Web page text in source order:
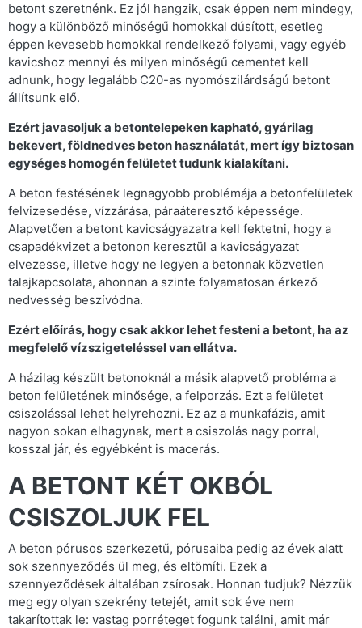
betont szeretnénk. Ez jól hangzik, csak éppen nem mindegy,
hogy a különböző minőségű homokkal dúsított, esetleg
éppen kevesebb homokkal rendelkező folyami, vagy egyéb
kavicshoz mennyi és milyen minőségű cementet kell
adnunk, hogy legalább C20-as nyomószilárdságú betont
állítsunk elő.
Ezért javasoljuk a betontelepeken kapható, gyárilag
bekevert, földnedves beton használatát, mert így biztosan
egységes homogén felületet tudunk kialakítani.
A beton festésének legnagyobb problémája a betonfelületek
felvizesedése, vízzárása, páraáteresztő képessége.
Alapvetően a betont kavicságyazatra kell fektetni, hogy a
csapadékvizet a betonon keresztül a kavicságyazat
elvezesse, illetve hogy ne legyen a betonnak közvetlen
talajkapcsolata, ahonnan a szinte folyamatosan érkező
nedvesség beszívódna.
Ezért előírás, hogy csak akkor lehet festeni a betont, ha az
megfelelő vízszigeteléssel van ellátva.
A házilag készült betonoknál a másik alapvető probléma a
beton felületének minősége, a felporzás. Ezt a felületet
csiszolással lehet helyrehozni. Ez az a munkafázis, amit
nagyon sokan elhagynak, mert a csiszolás nagy porral,
kosszal jár, és egyébként is macerás.
A BETONT KÉT OKBÓL
CSISZOLJUK FEL
A beton pórusos szerkezetű, pórusaiba pedig az évek alatt
sok szennyeződés ül meg, és eltömíti. Ezek a
szennyeződések általában zsírosak. Honnan tudjuk? Nézzük
meg egy olyan szekrény tetejét, amit sok éve nem
takarítottak le: vastag porréteget fogunk találni, amit már